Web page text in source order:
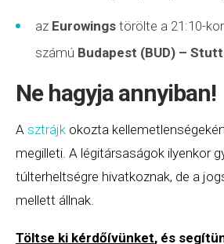
az Eurowings törölte a 21:10-
számú Budapest (BUD) –
Ne hagyja annyiban!
A sztrájk okozta
megilleti. A légitársaságok ilyenkor
túlterheltségre hivatkoznak, de a
mellett állnak.
Töltse ki kérdőívünket, és